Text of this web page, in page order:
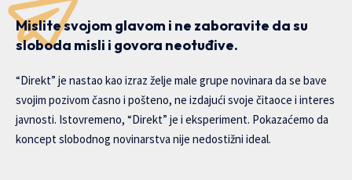
Mislite svojom glavom i ne zaboravite da su
sloboda misli i govora neotuđive.
“Direkt” je nastao kao izraz želje male grupe novinara da se bave
svojim pozivom časno i pošteno, ne izdajući svoje čitaoce i interes
javnosti. Istovremeno, “Direkt” je i eksperiment. Pokazaćemo da
koncept slobodnog novinarstva nije nedostižni ideal.